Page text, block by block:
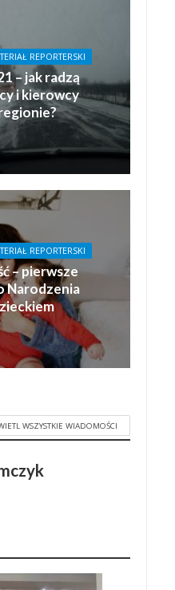
REPORTERSKI
– jak radzą
i kierowcy
REPORTERSKI
– pierwsze
Narodzenia
WSZYSTKIE WIADOMOŚCI